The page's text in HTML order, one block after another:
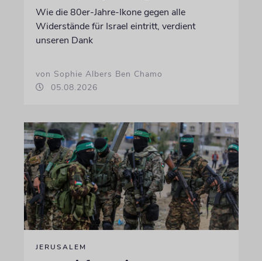
Wie die 80er-Jahre-Ikone gegen alle
Widerstände für Israel eintritt, verdient
unseren Dank
von Sophie Albers Ben Chamo
05.08.2026
JERUSALEM